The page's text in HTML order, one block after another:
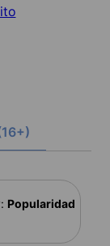
Popularidad